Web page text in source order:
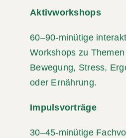
Aktivworkshops
60–90-minütige
Workshops zu
Bewegung, Stress,
oder Ernährung.
Impulsvorträge
30–45-minütige